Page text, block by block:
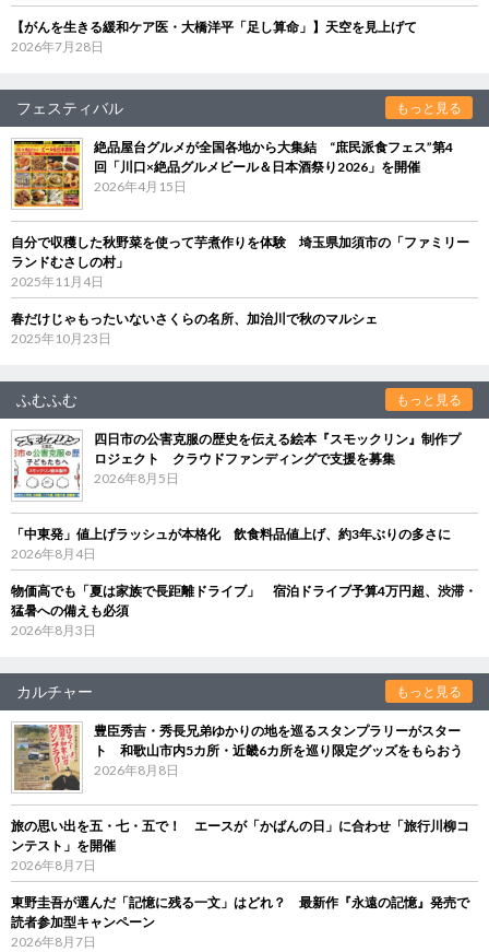
【がんを生きる緩和ケア医・大橋洋平「足し算命」】天空を見上げて
2026年7月28日
フェスティバル もっと見る
絶品屋台グルメが全国各地から大集結 “庶民派食フェス”第4
回「川口×絶品グルメビール＆日本酒祭り2026」を開催
2026年4月15日
自分で収穫した秋野菜を使って芋煮作りを体験 埼玉県加須市の「ファミリー
ランドむさしの村」
2025年11月4日
春だけじゃもったいないさくらの名所、加治川で秋のマルシェ
2025年10月23日
ふむふむ もっと見る
四日市の公害克服の歴史を伝える絵本『スモックリン』制作プ
ロジェクト クラウドファンディングで支援を募集
2026年8月5日
「中東発」値上げラッシュが本格化 飲食料品値上げ、約3年ぶりの多さに
2026年8月4日
物価高でも「夏は家族で長距離ドライブ」 宿泊ドライブ予算4万円超、渋滞・
猛暑への備えも必須
2026年8月3日
カルチャー もっと見る
豊臣秀吉・秀長兄弟ゆかりの地を巡るスタンプラリーがスター
ト 和歌山市内5カ所・近畿6カ所を巡り限定グッズをもらおう
2026年8月8日
旅の思い出を五・七・五で！ エースが「かばんの日」に合わせ「旅行川柳コ
ンテスト」を開催
2026年8月7日
東野圭吾が選んだ「記憶に残る一文」はどれ？ 最新作『永遠の記憶』発売で
読者参加型キャンペーン
2026年8月7日